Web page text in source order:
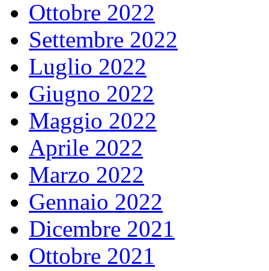
Ottobre 2022
Settembre 2022
Luglio 2022
Giugno 2022
Maggio 2022
Aprile 2022
Marzo 2022
Gennaio 2022
Dicembre 2021
Ottobre 2021